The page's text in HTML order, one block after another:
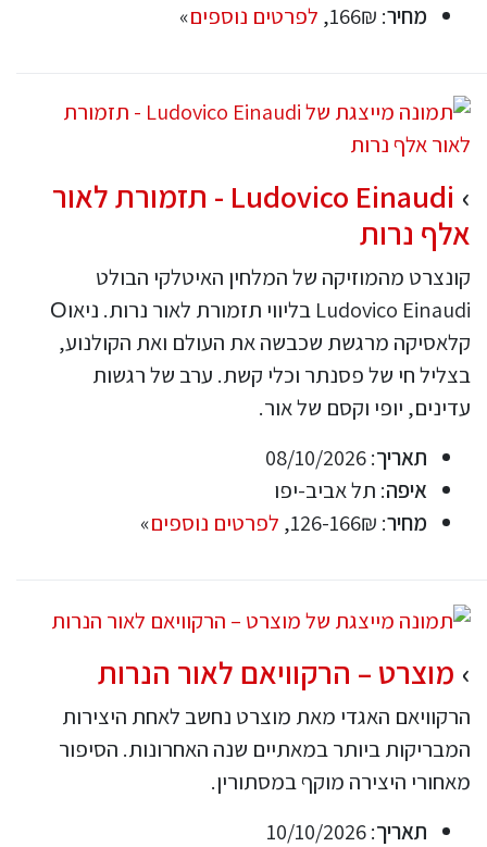
מחיר: 166₪, לפרטים נוספים»
Ludovico Einaudi - תזמורת לאור
אלף נרות
קונצרט מהמוזיקה של המלחין האיטלקי הבולט
Ludovico Einaudi בליווי תזמורת לאור נרות. ניאוО
קלאסיקה מרגשת שכבשה את העולם ואת הקולנוע,
בצליל חי של פסנתר וכלי קשת. ערב של רגשות
עדינים, יופי וקסם של אור.
תאריך: 08/10/2026
איפה: תל אביב-יפו
מחיר: 126-166₪, לפרטים נוספים»
מוצרט – הרקוויאם לאור הנרות
הרקוויאם האגדי מאת מוצרט נחשב לאחת היצירות
המבריקות ביותר במאתיים שנה האחרונות. הסיפור
מאחורי היצירה מוקף במסתורין.
תאריך: 10/10/2026